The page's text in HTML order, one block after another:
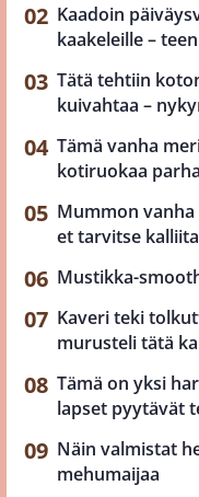
Kaadoin
kaakeleille –
Tätä tehtiin
kuivahtaa –
Tämä vanha
kotiruokaa
Mummon
et tarvitse
Mustikka-
Kaveri teki
murusteli tätä
Tämä on yksi
lapset pyytävät
Näin valmistat
mehumaijaa